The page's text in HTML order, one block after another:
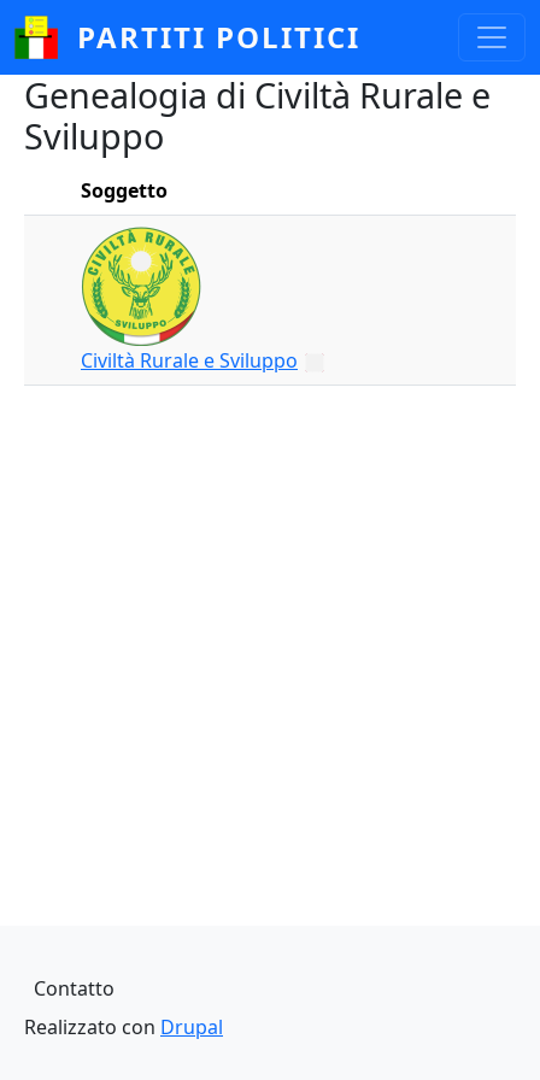
Salta al contenuto principale
PARTITI POLITICI
Genealogia di Civiltà Rurale e
Sviluppo
Soggetto
Civiltà Rurale e Sviluppo
Piè di pagina
Contatto
Realizzato con Drupal